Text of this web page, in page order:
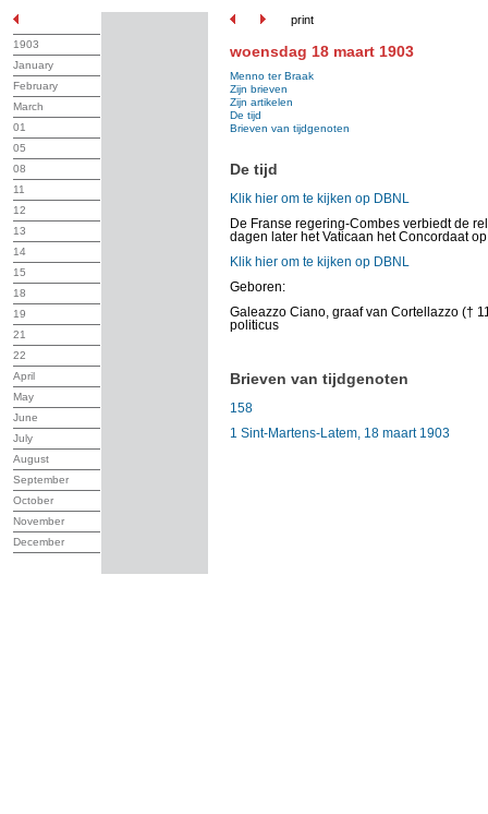
print
1903
January
February
March
01
05
08
11
12
13
14
15
18
19
21
22
April
May
June
July
August
September
October
November
December
woensdag 18 maart 1903
Menno ter Braak
Zijn brieven
Zijn artikelen
De tijd
Brieven van tijdgenoten
De tijd
Klik hier om te kijken op DBNL
De Franse regering-Combes verbiedt de
dagen later het Vaticaan het Concordaat
Klik hier om te kijken op DBNL
Geboren:
Galeazzo Ciano, graaf van Cortellazzo (†
politicus
Brieven van tijdgenoten
158
1 Sint-Martens-Latem, 18 maart 1903